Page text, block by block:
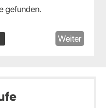
gefunden.
Weiter